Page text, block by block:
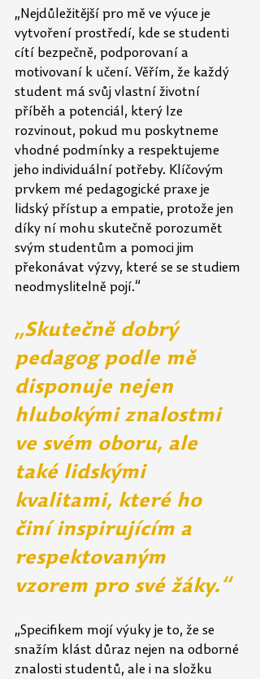
„Nejdůležitější pro mě ve výuce je
vytvoření prostředí, kde se studenti
cítí bezpečně, podporovaní a
motivovaní k učení. Věřím, že každý
student má svůj vlastní životní
příběh a potenciál, který lze
rozvinout, pokud mu poskytneme
vhodné podmínky a respektujeme
jeho individuální potřeby. Klíčovým
prvkem mé pedagogické praxe je
lidský přístup a empatie, protože jen
díky ní mohu skutečně porozumět
svým studentům a pomoci jim
překonávat výzvy, které se se studiem
neodmyslitelně pojí.“
„Skutečně dobrý
pedagog podle mě
disponuje nejen
hlubokými znalostmi
ve svém oboru, ale
také lidskými
kvalitami, které ho
činí inspirujícím a
respektovaným
vzorem pro své žáky.“
„Specifikem mojí výuky je to, že se
snažím klást důraz nejen na odborné
znalosti studentů, ale i na složku